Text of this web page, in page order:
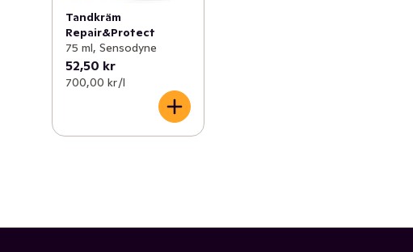
Tandkräm
Repair&Protect
75 ml, Sensodyne
52,50 kr
700,00 kr /l